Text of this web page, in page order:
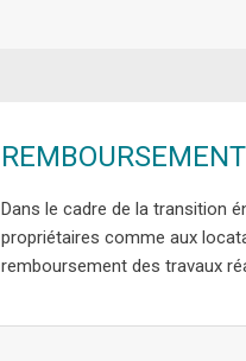
Dans le cadre de la transition
propriétaires comme aux
remboursement des travaux